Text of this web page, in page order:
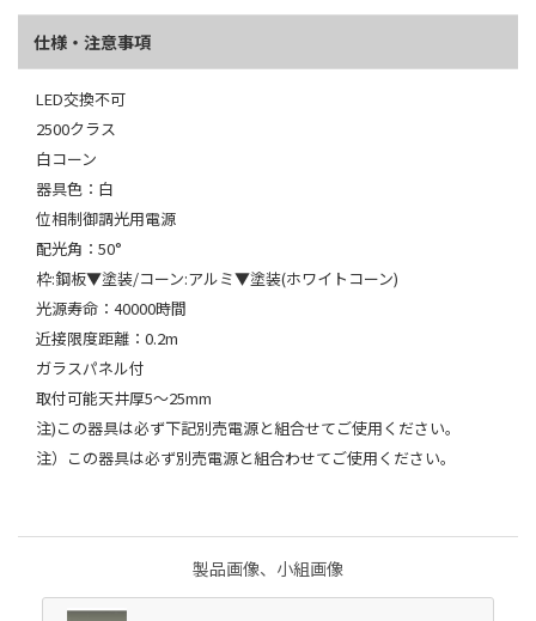
仕様・注意事項
LED交換不可
2500クラス
白コーン
器具色：白
位相制御調光用電源
配光角：50°
枠:鋼板▼塗装/コーン:アルミ▼塗装(ホワイトコーン)
光源寿命：40000時間
近接限度距離：0.2m
ガラスパネル付
取付可能天井厚5～25mm
注)この器具は必ず下記別売電源と組合せてご使用ください。
注）この器具は必ず別売電源と組合わせてご使用ください。
製品画像、小組画像